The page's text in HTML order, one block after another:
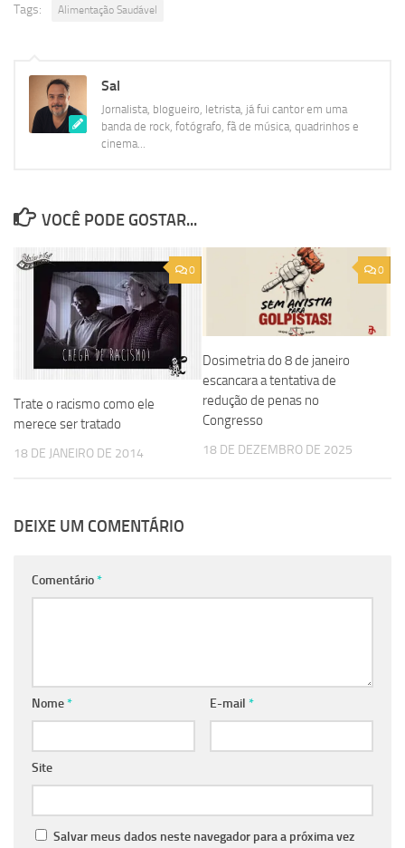
Tags: Alimentação Saudável
Sal
Jornalista, blogueiro, letrista, já fui cantor em uma
banda de rock, fotógrafo, fã de música, quadrinhos e
cinema...
VOCÊ PODE GOSTAR...
0
Trate o racismo como ele
merece ser tratado
18 DE JANEIRO DE 2014
0
Dosimetria do 8 de janeiro
escancara a tentativa de
redução de penas no
Congresso
18 DE DEZEMBRO DE 2025
DEIXE UM COMENTÁRIO
Comentário*
Nome* E-mail *
Site
Salvar meus dados neste navegador para a próxima vez